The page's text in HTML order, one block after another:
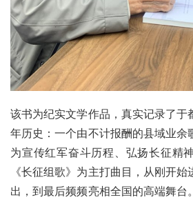
该书为纪实文学作品，真实记录了于
年历史：一个由不计报酬的县域业余
为宣传红军奋斗历程、弘扬长征精
《长征组歌》为主打曲目，从刚开
出，到最后频频亮相全国的高端舞台